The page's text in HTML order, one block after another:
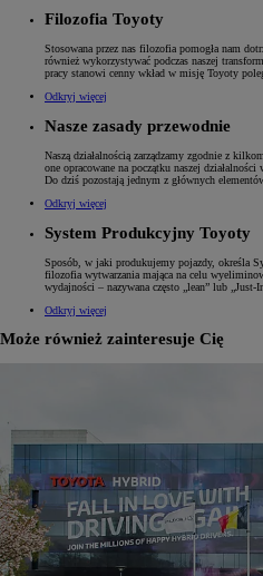
Filozofia Toyoty
Stosowana przez nas filozofia pomogła nam
również wykorzystywać podczas naszej
pracy stanowi cenny wkład w misję Toyoty
Odkryj więcej
Nasze zasady przewodnie
Naszą działalnością zarządzamy zgodnie z
one opracowane na początku naszej
Do dziś pozostają jednym z głównych
Odkryj więcej
System Produkcyjny Toyoty
Sposób, w jaki produkujemy pojazdy, określa
filozofia wytwarzania mająca na celu
wydajności – nazywana często „lean” lub „Just-
Odkryj więcej
Może również zainteresuje Cię